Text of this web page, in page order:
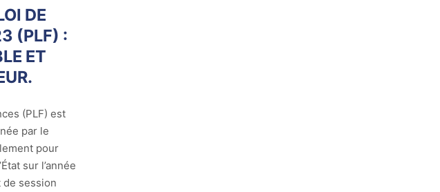
DE
(PLF) :
ET
(PLF) est
par le
pour
sur l’année
de session